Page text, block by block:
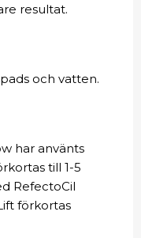
resultat.
och vatten.
har använts
till 1-5
RefectoCil
förkortas